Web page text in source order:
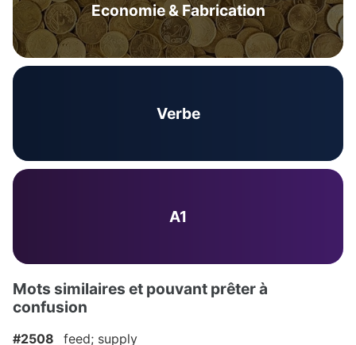
Economie & Fabrication
Verbe
A1
Mots similaires et pouvant prêter à
confusion
#2508 feed; supply